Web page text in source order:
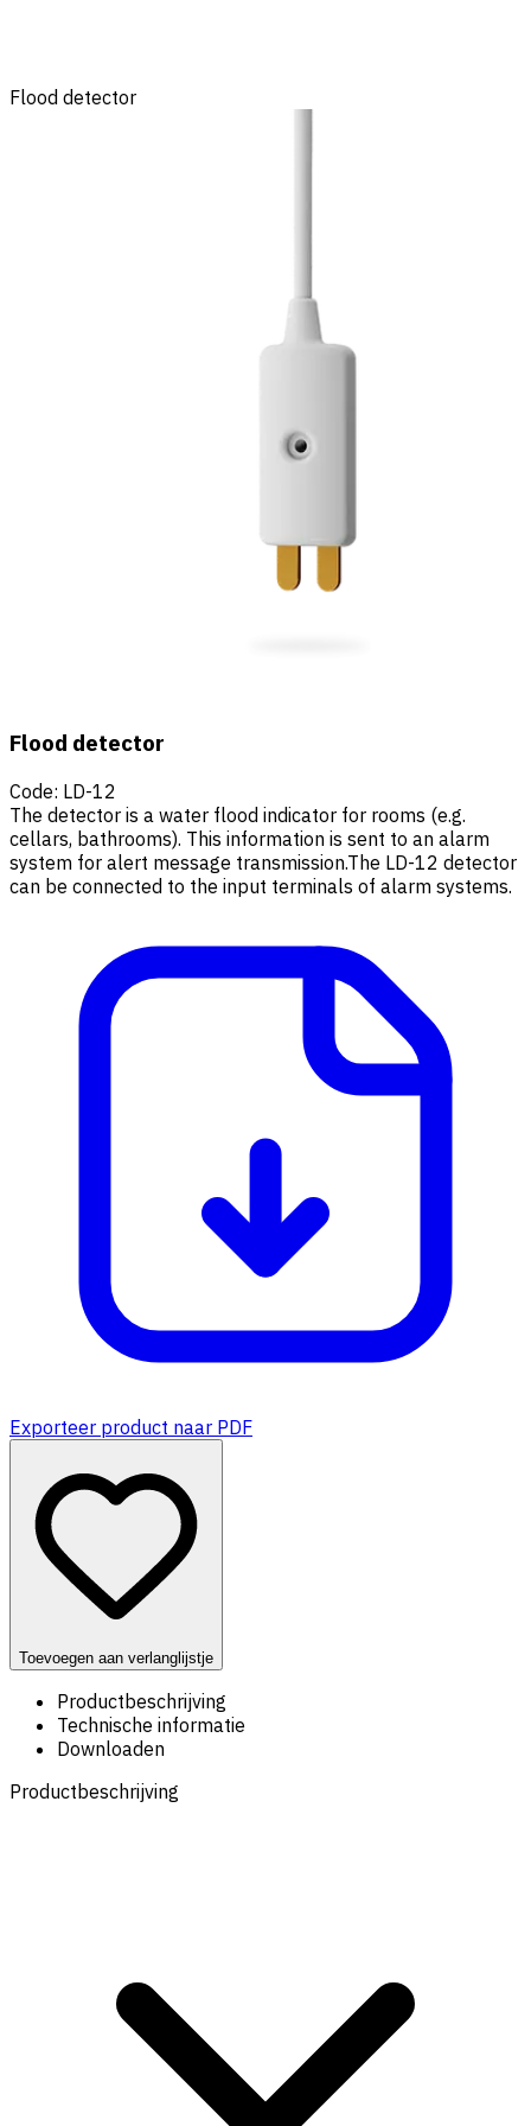
Flood detector
Flood detector
Code: LD-12
The detector is a water flood indicator for rooms (e.g.
cellars, bathrooms). This information is sent to an alarm
system for alert message transmission.The LD-12 detector
can be connected to the input terminals of alarm systems.
Exporteer product naar PDF
Toevoegen aan verlanglijstje
Productbeschrijving
Technische informatie
Downloaden
Productbeschrijving